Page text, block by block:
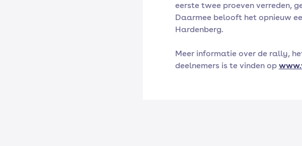
eerste twee proeven verreden,
Daarmee belooft het opnieuw
Hardenberg.
Meer informatie over de rally,
deelnemers is te vinden op